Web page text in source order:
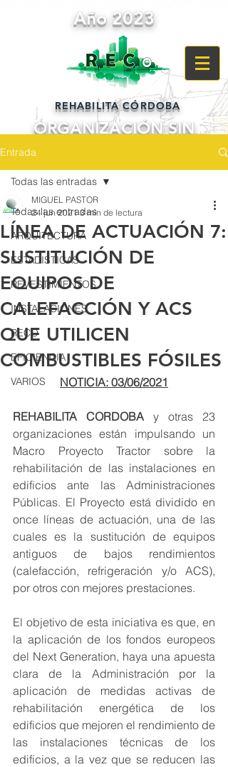
Año 2023
REHABILITA CÓRDOBA
ORGANIZACIÓN SIN
POR Y PARA
LOS CIUDADANOS
Entrada
Todas las entradas
ARQUITECTURA
ESTADISTICAS
REVESTIMIENTOS
INSTALACIONES
RECO
EFICIENCIA
VARIOS
Todas las entradas
LÍNEA DE ACTUACIÓN 7:
SUSTITUCIÓN DE
EQUIPOS DE
CALEFACCIÓN Y ACS
QUE UTILICEN
COMBUSTIBLES FÓSILES
MIGUEL PASTOR
24 jun 2021 3 min de lectura
NOTICIA: 03/06/2021
REHABILITA CORDOBA y otras 23
organizaciones están impulsando un
Macro Proyecto Tractor sobre la
rehabilitación de las instalaciones en
edificios ante las Administraciones
Públicas. El Proyecto está dividido en
once líneas de actuación, una de las
cuales es la sustitución de equipos
antiguos de bajos rendimientos
(calefacción, refrigeración y/o ACS),
por otros con mejores prestaciones.
El objetivo de esta iniciativa es que, en
la aplicación de los fondos europeos
del Next Generation, haya una apuesta
clara de la Administración por la
aplicación de medidas activas de
rehabilitación energética de los
edificios que mejoren el rendimiento de
las instalaciones técnicas de los
edificios, a la vez que se reducen las